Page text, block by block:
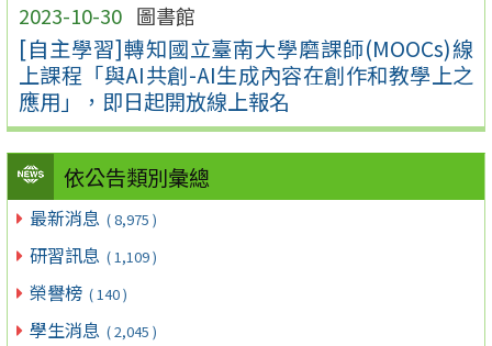
2023-10-30 圖書館
[自主學習]轉知國立臺南大學磨課師(MOOCs)線
上課程「與AI共創-AI生成內容在創作和教學上之
應用」，即日起開放線上報名
依公告類別彙總
最新消息 ( 8,975 )
研習訊息 ( 1,109 )
榮譽榜 ( 140 )
學生消息 ( 2,045 )